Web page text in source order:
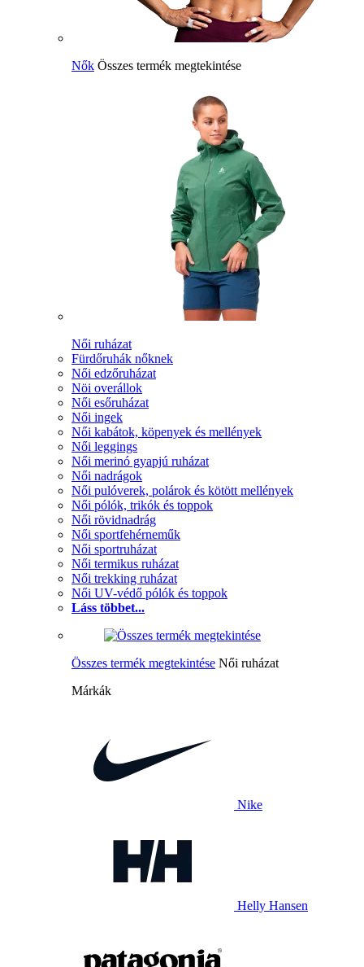
Nők Összes termék megtekintése
Női ruházat
Fürdőruhák nőknek
Női edzőruházat
Nöi overállok
Női esőruházat
Női ingek
Női kabátok, köpenyek és mellények
Női leggings
Női merinó gyapjú ruházat
Női nadrágok
Női pulóverek, polárok és kötött mellények
Női pólók, trikók és toppok
Női rövidnadrág
Női sportfehérneműk
Női sportruházat
Női termikus ruházat
Női trekking ruházat
Női UV-védő pólók és toppok
Láss többet...
Összes termék megtekintése Női ruházat
Márkák
Nike
Helly Hansen